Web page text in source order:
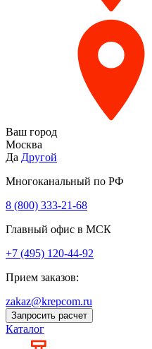
Ваш город
Москва
Да Другой
Многоканальный по РФ
8 (800) 333‑21-68
Главный офис в МСК
+7 (495) 120-44-92
Прием заказов:
zakaz@krepcom.ru
Запросить расчет
Каталог